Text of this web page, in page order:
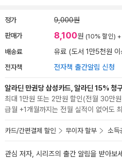
정가 9,000원
판매가 8,100원 (10% 할인) +
배송료 유료 (도서 1만5천원 이
전자책 전자책 출간알림 신청
알라딘 만권당 삼성카드, 알라딘 15% 청
최대 1만원 또는 2만원 할인(전월 30만
급월 +1개월까지는 전월 실적이 없어도
카드/간편결제 할인 무이자 할부 소득
관심 저자, 시리즈의 출간 알림을 받아보